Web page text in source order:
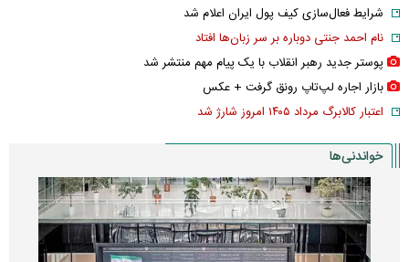
شرایط فعال‌سازی کیف پول ایران اعلام شد
نام احمد جنتی دوباره بر سر زبان‌ها افتاد
پوستر جدید رهبر انقلاب با یک پیام مهم منتشر شد
بازار اجاره لپ‌تاپ رونق گرفت + عکس
اعتبار کالابرگ مرداد ۱۴۰۵ امروز شارژ شد
خواندنی‌ها